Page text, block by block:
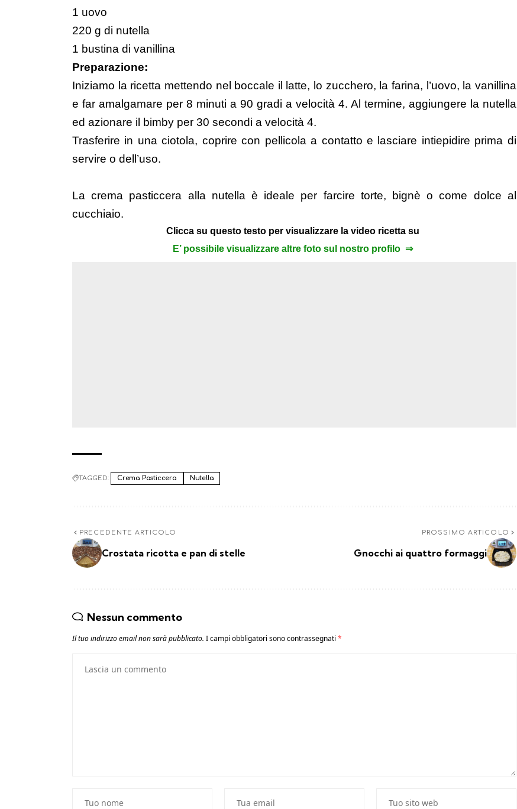
1 uovo
220 g di nutella
1 bustina di vanillina
Preparazione:
Iniziamo la ricetta mettendo nel boccale il latte, lo zucchero, la farina, l’uovo, la vanillina
e far amalgamare per 8 minuti a 90 gradi a velocità 4. Al termine, aggiungere la nutella
ed azionare il bimby per 30 secondi a velocità 4.
Trasferire in una ciotola, coprire con pellicola a contatto e lasciare intiepidire prima di
servire o dell’uso.
La crema pasticcera alla nutella è ideale per farcire torte, bignè o come dolce al
cucchiaio.
Clicca su questo testo per visualizzare la video ricetta su
E’ possibile visualizzare altre foto sul nostro profilo ⇒
TAGGED: Crema Pasticcera Nutella
PRECEDENTE ARTICOLO
Crostata ricotta e pan di stelle
PROSSIMO ARTICOLO
Gnocchi ai quattro formaggi
Nessun commento
Il tuo indirizzo email non sarà pubblicato. I campi obbligatori sono contrassegnati *